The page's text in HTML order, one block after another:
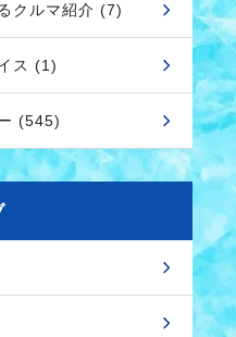
クルマ紹介 (7)
ス (1)
(545)